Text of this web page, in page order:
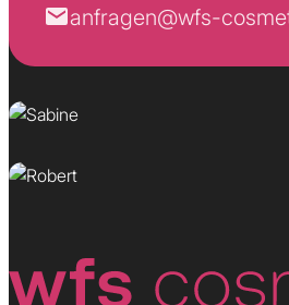
anfragen@wfs-
Sabine
Kundenversteher